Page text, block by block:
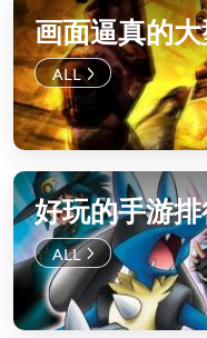
画面逼真的
好玩的手游